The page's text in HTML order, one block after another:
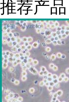
推荐产品